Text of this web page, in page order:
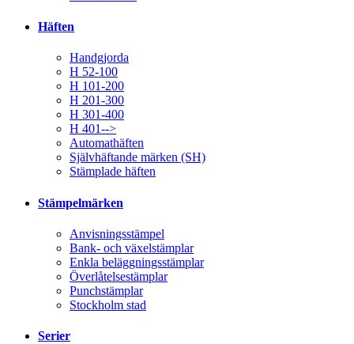
Häften
Handgjorda
H 52-100
H 101-200
H 201-300
H 301-400
H 401-->
Automathäften
Självhäftande märken (SH)
Stämplade häften
Stämpelmärken
Anvisningsstämpel
Bank- och växelstämplar
Enkla beläggningsstämplar
Överlåtelsestämplar
Punchstämplar
Stockholm stad
Serier